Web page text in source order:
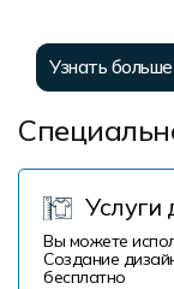
Узнать больше
Услуги
Вы можете
Создание
бесплатно